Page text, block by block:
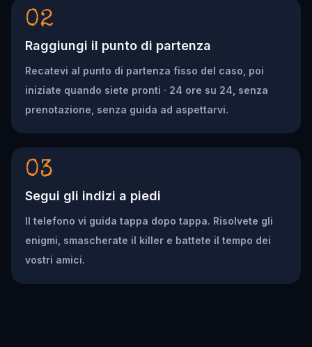
02
Raggiungi il punto di partenza
Recatevi al punto di partenza fisso del caso, poi
iniziate quando siete pronti · 24 ore su 24, senza
prenotazione, senza guida ad aspettarvi.
03
Segui gli indizi a piedi
Il telefono vi guida tappa dopo tappa. Risolvete gli
enigmi, smascherate il killer e battete il tempo dei
vostri amici.